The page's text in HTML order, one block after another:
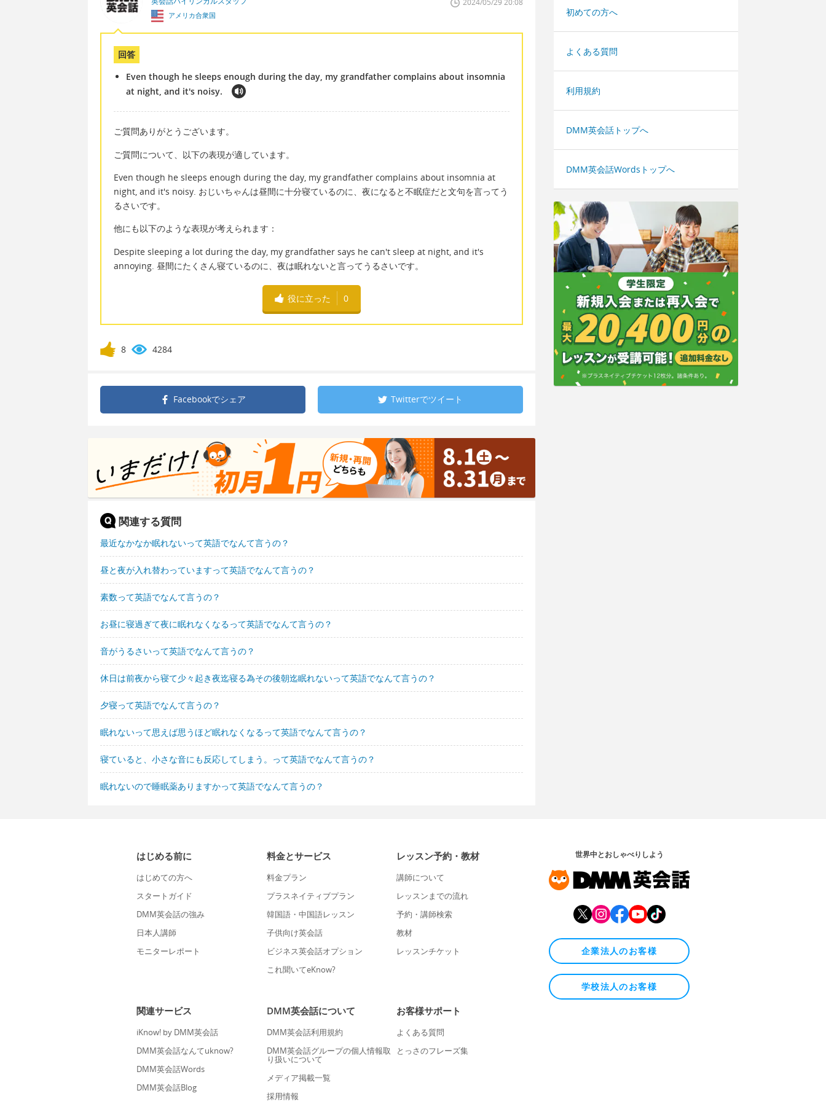
アメリカ合衆国
2024/05/29 20:08
回答
Even though he sleeps enough during the day, my grandfather complains about insomnia
at night, and it's noisy.
ご質問ありがとうございます。
ご質問について、以下の表現が適しています。
Even though he sleeps enough during the day, my grandfather complains about insomnia at
night, and it's noisy. おじいちゃんは昼間に十分寝ているのに、夜になると不眠症だと文句を言ってう
るさいです。
他にも以下のような表現が考えられます：
Despite sleeping a lot during the day, my grandfather says he can't sleep at night, and it's
annoying. 昼間にたくさん寝ているのに、夜は眠れないと言ってうるさいです。
役に立った 0
8 4284
Facebookでシェア Twitterでツイート
関連する質問
最近なかなか眠れないって英語でなんて言うの？
昼と夜が入れ替わっていますって英語でなんて言うの？
素数って英語でなんて言うの？
お昼に寝過ぎて夜に眠れなくなるって英語でなんて言うの？
音がうるさいって英語でなんて言うの？
休日は前夜から寝て少々起き夜迄寝る為その後朝迄眠れないって英語でなんて言うの？
夕寝って英語でなんて言うの？
眠れないって思えば思うほど眠れなくなるって英語でなんて言うの？
寝ていると、小さな音にも反応してしまう。って英語でなんて言うの？
眠れないので睡眠薬ありますかって英語でなんて言うの？
初めての方へ
よくある質問
利用規約
DMM英会話トップへ
DMM英会話Wordsトップへ
はじめる前に
はじめての方へ
スタートガイド
DMM英会話の強み
日本人講師
モニターレポート
料金とサービス
料金プラン
プラスネイティブプラン
韓国語・中国語レッスン
子供向け英会話
ビジネス英会話オプション
これ聞いてeKnow?
レッスン予約・教材
講師について
レッスンまでの流れ
予約・講師検索
教材
レッスンチケット
関連サービス
iKnow! by DMM英会話
DMM英会話なんてuknow?
DMM英会話Words
DMM英会話Blog
DMM英会話について
DMM英会話利用規約
DMM英会話グループの個人情報取
り扱いについて
メディア掲載一覧
採用情報
お客様サポート
よくある質問
とっさのフレーズ集
世界中とおしゃべりしよう
企業法人のお客様
学校法人のお客様